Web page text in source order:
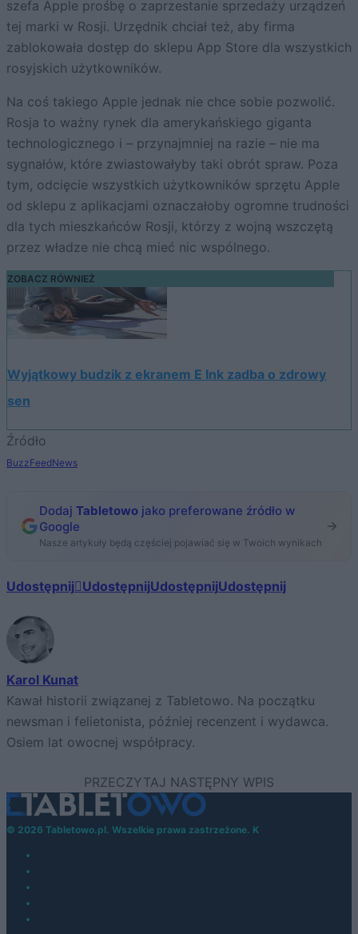
szefa Apple prośbę o zaprzestanie sprzedaży urządzeń
tej marki w Rosji. Urzędnik chciał też, aby firma
zablokowała dostęp do sklepu App Store dla wszystkich
rosyjskich użytkowników.
Na coś takiego Apple jednak nie chce sobie pozwolić.
Rosja to ważny rynek dla amerykańskiego giganta
technologicznego i – przynajmniej na razie – nie ma
sygnałów, które zwiastowałyby taki obrót spraw. Poza
tym, odcięcie wszystkich użytkowników sprzętu Apple
od sklepu z aplikacjami oznaczałoby ogromne trudności
dla tych mieszkańców Rosji, którzy z wojną wszczętą
przez władze nie chcą mieć nic wspólnego.
ZOBACZ RÓWNIEŻ
Wyjątkowy budzik z ekranem E Ink zadba o zdrowy
sen
Źródło
BuzzFeedNews
Dodaj Tabletowo jako preferowane źródło w
Google
Nasze artykuły będą częściej pojawiać się w Twoich wynikach
Udostępnij UdostępnijUdostępnijUdostępnij
Karol Kunat
Kawał historii związanej z Tabletowo. Na początku
newsman i felietonista, później recenzent i wydawca.
Osiem lat owocnej współpracy.
© 2026 Tabletowo.pl. Wszelkie prawa zastrzeżone. K